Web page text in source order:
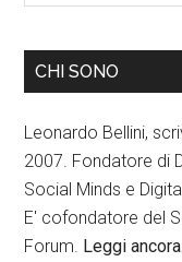
CHI SONO
Leonardo Bellini,
2007. Fondatore di
Social Minds e
E' cofondatore del
Forum. Leggi